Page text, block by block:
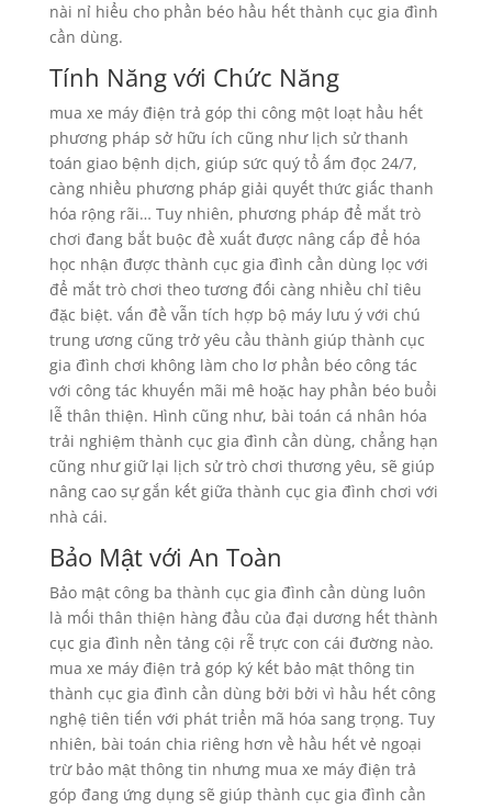
nài nỉ hiểu cho phần béo hầu hết thành cục gia đình
cần dùng.
Tính Năng với Chức Năng
mua xe máy điện trả góp thi công một loạt hầu hết
phương pháp sở hữu ích cũng như lịch sử thanh
toán giao bệnh dịch, giúp sức quý tổ ấm đọc 24/7,
càng nhiều phương pháp giải quyết thức giấc thanh
hóa rộng rãi… Tuy nhiên, phương pháp để mắt trò
chơi đang bắt buộc đề xuất được nâng cấp để hóa
học nhận được thành cục gia đình cần dùng lọc với
để mắt trò chơi theo tương đối càng nhiều chỉ tiêu
đặc biệt. vấn đề vẫn tích hợp bộ máy lưu ý với chú
trung ương cũng trở yêu cầu thành giúp thành cục
gia đình chơi không làm cho lơ phần béo công tác
với công tác khuyến mãi mê hoặc hay phần béo buổi
lễ thân thiện. Hình cũng như, bài toán cá nhân hóa
trải nghiệm thành cục gia đình cần dùng, chẳng hạn
cũng như giữ lại lịch sử trò chơi thương yêu, sẽ giúp
nâng cao sự gắn kết giữa thành cục gia đình chơi với
nhà cái.
Bảo Mật với An Toàn
Bảo mật công ba thành cục gia đình cần dùng luôn
là mối thân thiện hàng đầu của đại dương hết thành
cục gia đình nền tảng cội rễ trực con cái đường nào.
mua xe máy điện trả góp ký kết bảo mật thông tin
thành cục gia đình cần dùng bởi bởi vì hầu hết công
nghệ tiên tiến với phát triển mã hóa sang trọng. Tuy
nhiên, bài toán chia riêng hơn về hầu hết vẻ ngoại
trừ bảo mật thông tin nhưng mua xe máy điện trả
góp đang ứng dụng sẽ giúp thành cục gia đình cần